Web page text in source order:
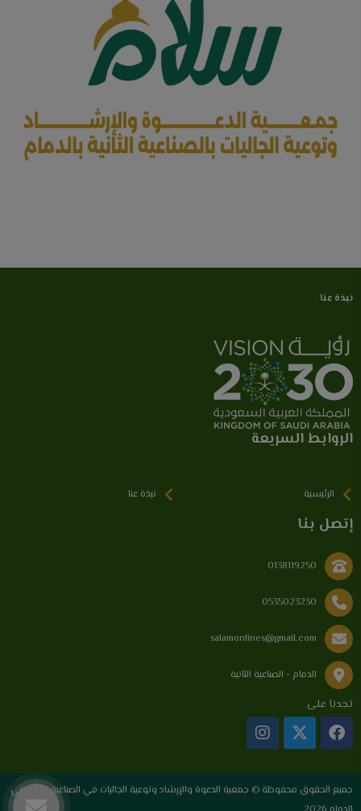
نبذة عنا
الروابط السريعة
الرئيسية نبذة عنا
إتصل بنا
0138119250
0535023230
salamonlines@gmail.com
الدمام - الصناعية الثانية
تجدنا على
جميع الحقوق محفوظة © جمعية الدعوة والإرشاد وتوعية الجاليات في الصناعية الثانية في